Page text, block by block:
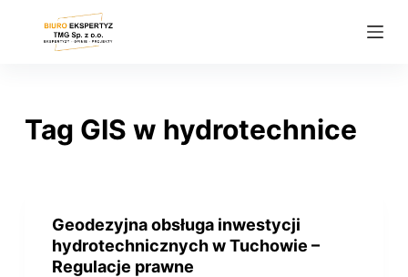
Tag GIS w hydrotechnice
Geodezyjna obsługa inwestycji
hydrotechnicznych w Tuchowie –
Regulacje prawne